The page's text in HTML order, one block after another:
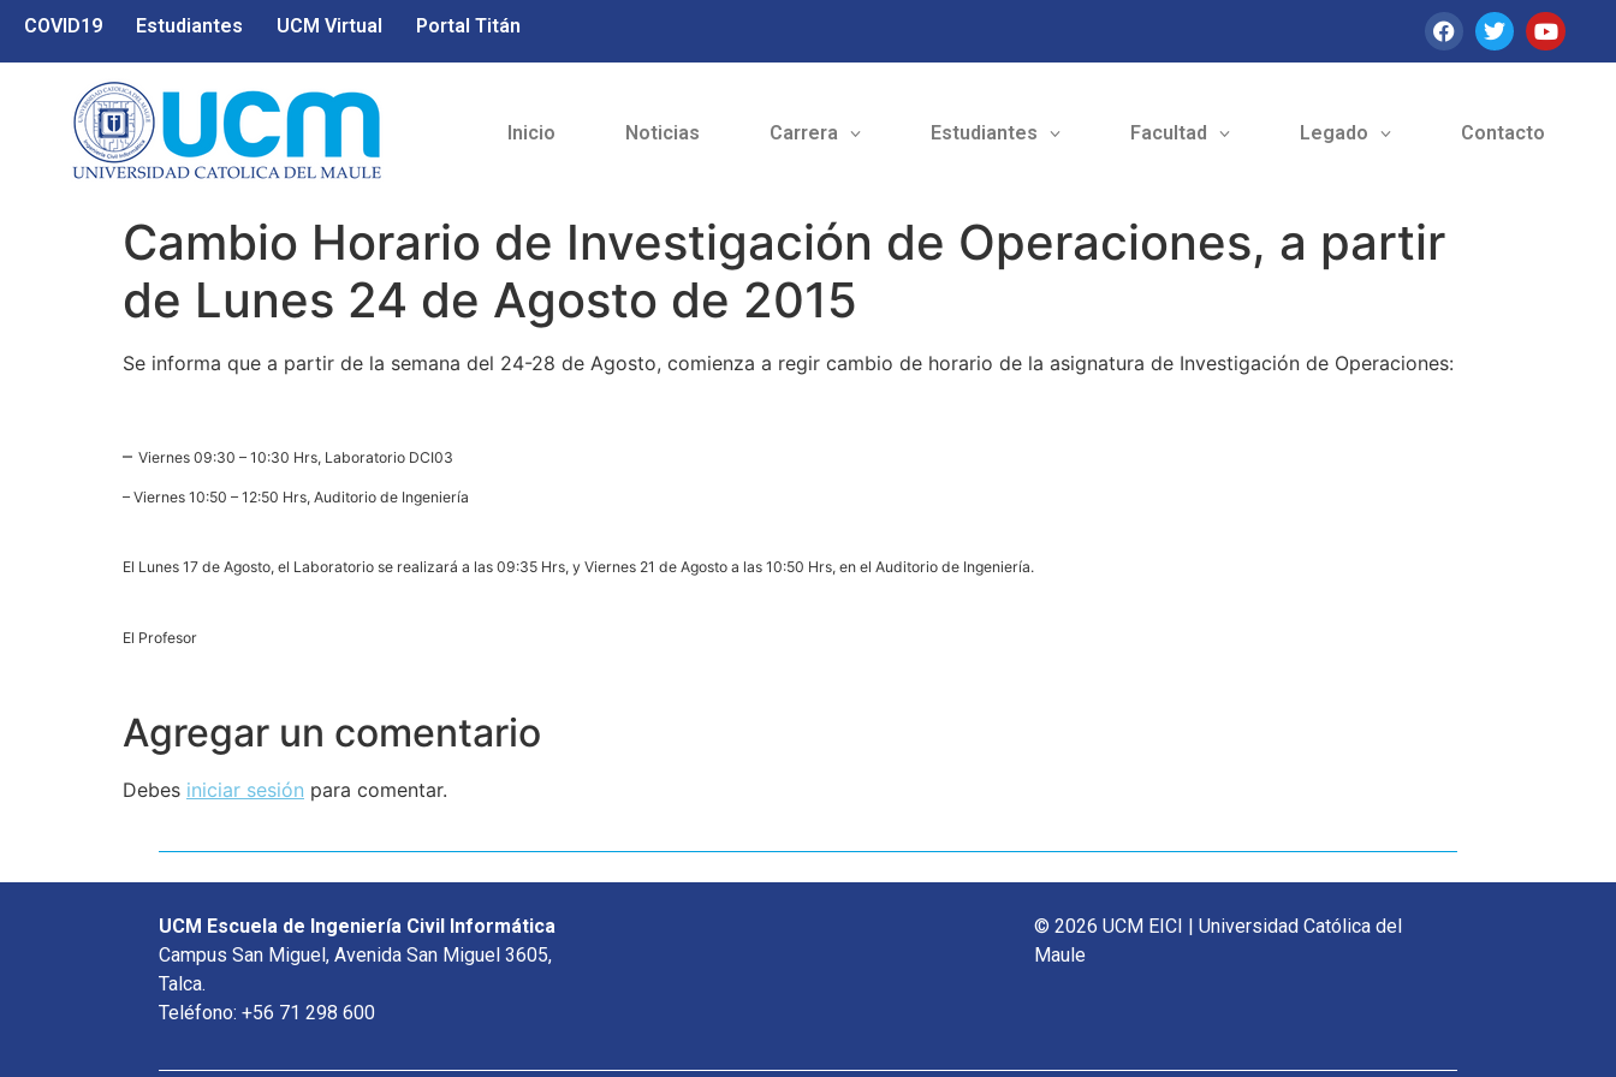
COVID19 Estudiantes UCM Virtual Portal Titán
Inicio Noticias Carrera Estudiantes Facultad Legado Contacto
Cambio Horario de Investigación de Operaciones, a partir
de Lunes 24 de Agosto de 2015
Se informa que a partir de la semana del 24-28 de Agosto, comienza a regir cambio de horario de la asignatura de Investigación de Operaciones:
– Viernes 09:30 – 10:30 Hrs, Laboratorio DCI03
– Viernes 10:50 – 12:50 Hrs, Auditorio de Ingeniería
El Lunes 17 de Agosto, el Laboratorio se realizará a las 09:35 Hrs, y Viernes 21 de Agosto a las 10:50 Hrs, en el Auditorio de Ingeniería.
El Profesor
Agregar un comentario
Debes iniciar sesión para comentar.
UCM Escuela de Ingeniería Civil Informática
Campus San Miguel, Avenida San Miguel 3605,
Talca.
Teléfono: +56 71 298 600
© 2026 UCM EICI | Universidad Católica del
Maule